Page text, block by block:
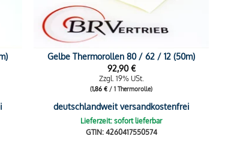
Gelbe Thermorollen 80 / 62 / 12 (50m)
92,90€
Zzgl. 19% USt.
(1,86€ / 1 Thermorolle)
deutschlandweit versandkostenfrei
Lieferzeit: sofort lieferbar
GTIN: 4260417550574